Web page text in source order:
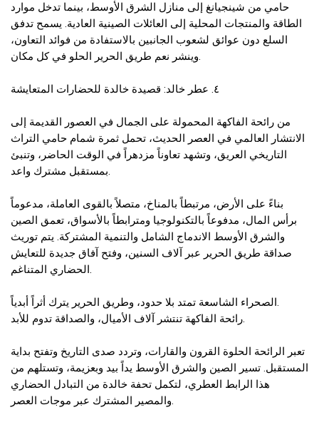
حامي من شينجيانغ إلى منازل الشرق الأوسط، بينما تدخل موارد
الطاقة والمنتجات المحلية إلى العائلات الصينية العادية. يسمح تدفق
السلع دون عوائق لشعوب الجانبين بالاستفادة من فوائد التعاون،
وينشر نعم طريق الحرير الحلو في كل مكان.
٤. عطر خالد: قصيدة خالدة للحضارات المتعايشة
من رائحة الفاكهة المحمولة على الجمال في العصور القديمة إلى
الانتشار العالمي في العصر الحديث، تحمل ثمرة شمام حامي التراث
التاريخي العريق، وتشهد تعاوناً مزدهراً في الوقت الحاضر، وتنبئ
بمستقبل مشترك واعد.
بناءً على الأرض، مرتبطاً بالمناخ، متصلاً بالقوى العاملة، مدعوماً
برأس المال، مدفوعاً بالتكنولوجيا ومترابطاً بالأسواق، تعمق الصين
والشرق الأوسط الاندماج الشامل والتنمية المشتركة. يتم توريث
صداقة طريق الحرير عبر آلاف السنين، وفتح آفاق جديدة للتعايش
الحضاري المتناغم.
الصحراء الشاسعة تمتد بلا حدود، وطريق الحرير يترك أثراً أبدياً.
رائحة الفاكهة تنتشر آلاف الأميال، والصداقة تدوم للأبد.
تعبر الرائحة الحلوة القرون والقارات، وتردد صدى التاريخ وتفتح بداية
المستقبل. تسير الصين والشرق الأوسط يداً بيد وبعزيمة، وتستلهم من
هذا الرابط العطري، لتكمل تحفة خالدة من التبادل الحضاري
والمصير المشترك عبر موجات العصر.